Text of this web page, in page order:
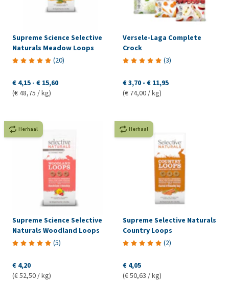
Supreme Science Selective
Naturals Meadow Loops
(20)
€ 4,15 - € 15,60
(€ 48,75 / kg)
Versele-Laga Complete
Crock
(3)
€ 3,70 - € 11,95
(€ 74,00 / kg)
Herhaal
Supreme Science Selective
Naturals Woodland Loops
(5)
€ 4,20
(€ 52,50 / kg)
Herhaal
Supreme Selective Naturals
Country Loops
(2)
€ 4,05
(€ 50,63 / kg)